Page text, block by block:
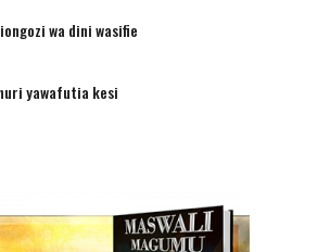
wa dini wasifie
yawafutia kesi